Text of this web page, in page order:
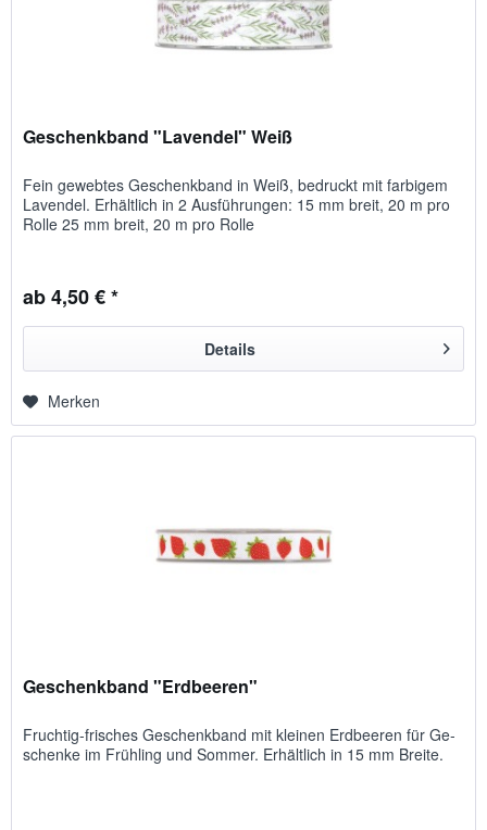
Geschenkband "Lavendel" Weiß
Fein gewebtes Geschenkband in Weiß, bedruckt mit farbigem
Lavendel. Erhältlich in 2 Ausführungen: 15 mm breit, 20 m pro
Rolle 25 mm breit, 20 m pro Rolle
ab 4,50 € *
Details
Merken
Geschenkband "Erdbeeren"
Fruchtig-frisches Ge­schenk­band mit kleinen Erd­beeren für Ge­
schenke im Früh­ling und Som­mer. Er­hält­lich in 15 mm Breite.